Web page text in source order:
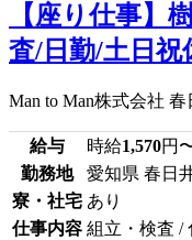
【座り仕事】
査/日勤/土日祝
Man to Man株式会社
給与 時給1,570円
勤務地
愛知県 春日
寮・社宅 あり
仕事内容 組立・検査 /